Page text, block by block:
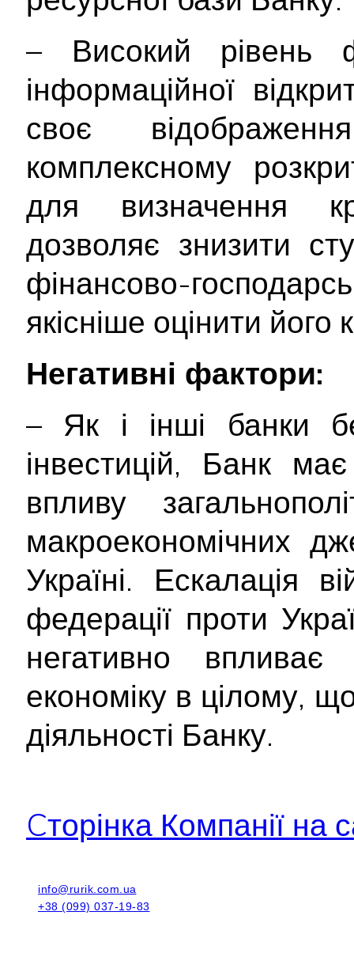
– Високий рівень
інформаційної
своє
комплексному
для визначення
дозволяє знизити
фінансово-
якісніше оцінити
Негативні фактори:
– Як і інші банки
інвестицій, Банк
впливу
макроекономічних
Україні. Ескалація
федерації проти
негативно
економіку в цілому,
діяльності Банку.
Cторінка Компанії на
info@rurik.com.ua
+38 (099) 037-19-83